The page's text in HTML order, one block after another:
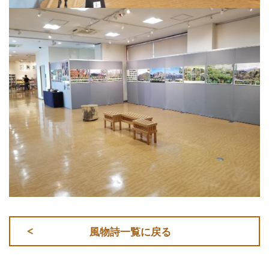
風物詩一覧に戻る